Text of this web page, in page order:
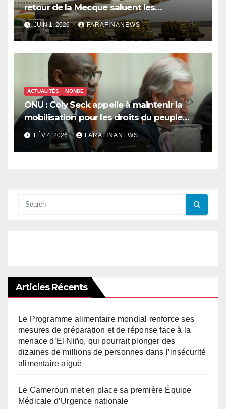
retour de la Mecque saluent les
innovations d’Air Sénégal SA
JUIN 1, 2026 FARAFINANEWS
ACTUALITÉS MONDE
ONU : Coly Seck appelle à maintenir la
mobilisation pour les droits du peuple
palestinien
FÉV 4, 2026 FARAFINANEWS
Articles Récents
Le Programme alimentaire mondial renforce ses
mesures de préparation et de réponse face à la
menace d’El Niño, qui pourrait plonger des
dizaines de millions de personnes dans l’insécurité
alimentaire aiguë
Le Cameroun met en place sa première Équipe
Médicale d’Urgence nationale